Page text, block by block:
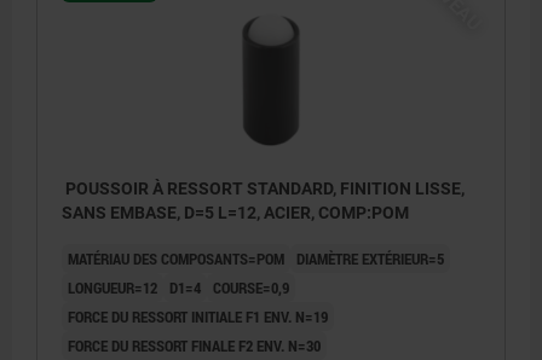
POUSSOIR À RESSORT STANDARD, FINITION LISSE,
SANS EMBASE, D=5 L=12, ACIER, COMP:POM
MATÉRIAU DES COMPOSANTS=POM
DIAMÈTRE EXTÉRIEUR=5
LONGUEUR=12
D1=4
COURSE=0,9
FORCE DU RESSORT INITIALE F1 ENV. N=19
FORCE DU RESSORT FINALE F2 ENV. N=30